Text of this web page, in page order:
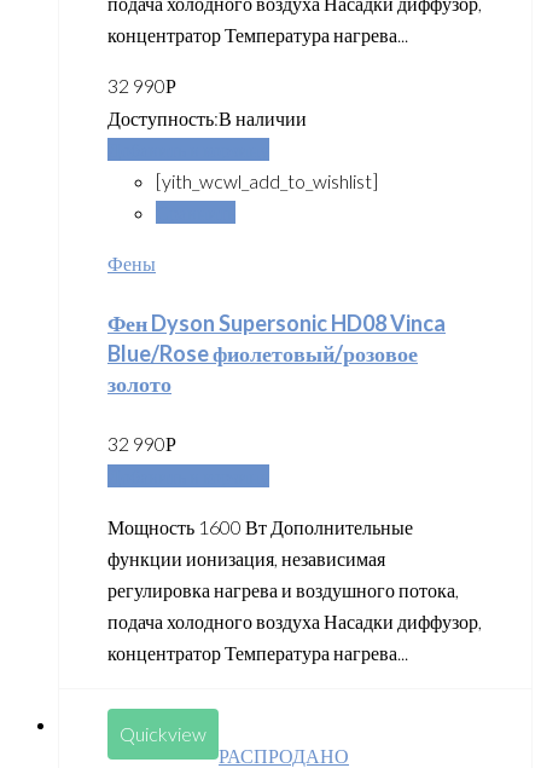
концентратор Температура нагрева...
32 990Р
Доступность:В наличии
[yith_wcwl_add_to_wishlist]
Фены
Фен Dyson Supersonic HD08 Vinca
Blue/Rose фиолетовый/розовое
золото
32 990Р
Мощность 1600 Вт Дополнительные
функции ионизация, независимая
регулировка нагрева и воздушного потока,
подача холодного воздуха Насадки диффузор,
концентратор Температура нагрева...
Quickview
РАСПРОДАНО